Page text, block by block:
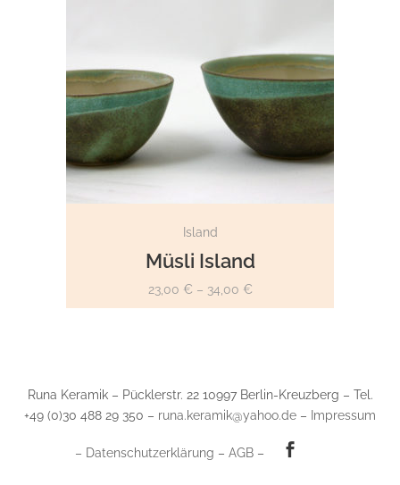
OPTIONS
Island
Müsli Island
23,00 € – 34,00 €
Runa Keramik – Pücklerstr. 22 10997 Berlin-Kreuzberg – Tel.
+49 (0)30 488 29 350 – runa.keramik@yahoo.de – Impressum
– Datenschutzerklärung –AGB –